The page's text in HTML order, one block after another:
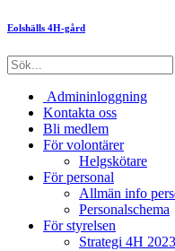
Eolshälls 4H-gård
Admininloggning
Kontakta oss
Bli medlem
För volontärer
Helgskötare
För personal
Allmän info
Personalschema
För styrelsen
Strategi 4H